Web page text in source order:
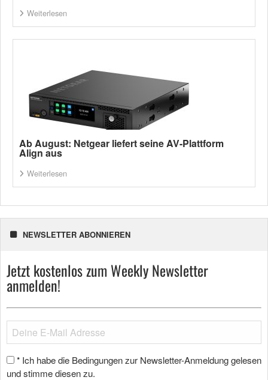
Weiterlesen
Ab August: Netgear liefert seine AV-Plattform
Align aus
Weiterlesen
NEWSLETTER ABONNIEREN
Jetzt kostenlos zum Weekly Newsletter
anmelden!
* Ich habe die Bedingungen zur Newsletter-Anmeldung gelesen
und stimme diesen zu.